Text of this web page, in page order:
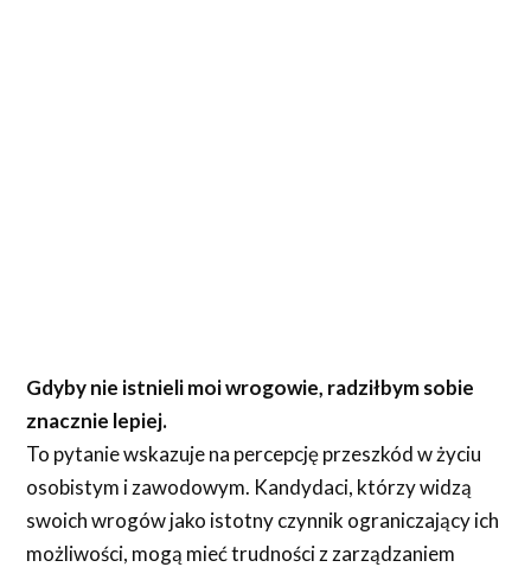
Gdyby nie istnieli moi wrogowie, radziłbym sobie
znacznie lepiej.
To pytanie wskazuje na percepcję przeszkód w życiu
osobistym i zawodowym. Kandydaci, którzy widzą
swoich wrogów jako istotny czynnik ograniczający ich
możliwości, mogą mieć trudności z zarządzaniem